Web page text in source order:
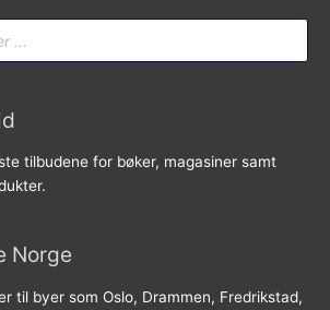
tilbudene for bøker, magasiner samt
Norge
til byer som Oslo, Drammen, Fredrikstad,